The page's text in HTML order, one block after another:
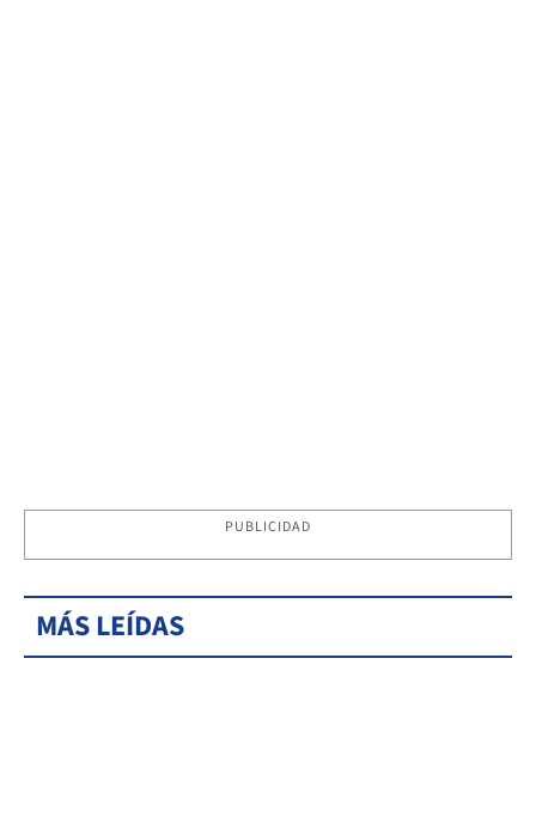
PUBLICIDAD
MÁS LEÍDAS